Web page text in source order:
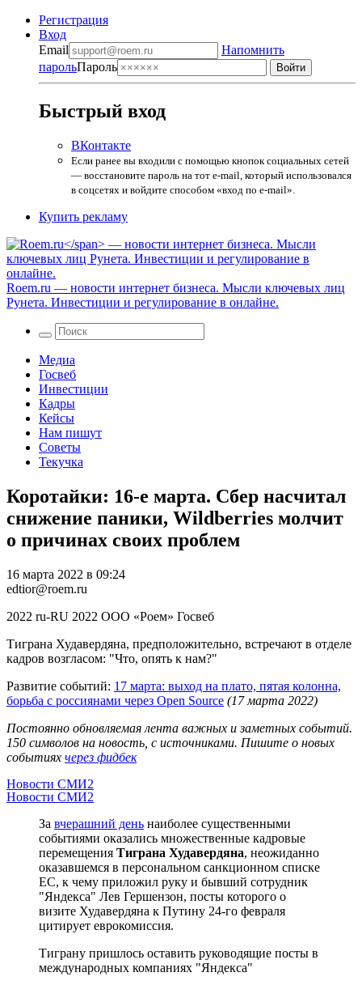
Регистрация
Вход
Email
Напомнить
парольПароль
Быстрый вход
ВКонтакте
Если ранее вы входили с помощью кнопок социальных сетей
— восстановите пароль на тот e-mail, который использовался
в соцсетях и войдите способом «вход по e-mail».
Купить рекламу
Roem.ru — новости интернет бизнеса. Мысли ключевых лиц
Рунета. Инвестиции и регулирование в онлайне.
Медиа
Госвеб
Инвестиции
Кадры
Кейсы
Нам пишут
Советы
Текучка
Коротайки: 16-е марта. Сбер насчитал
снижение паники, Wildberries молчит
о причинах своих проблем
16 марта 2022 в 09:24
edtior@roem.ru
2022 ru-RU 2022 ООО «Роем» Госвеб
Тиграна Худавердяна, предположительно, встречают в отделе
кадров возгласом: "Что, опять к нам?"
Развитие событий: 17 марта: выход на плато, пятая колонна,
борьба с россиянами через Open Source (17 марта 2022)
Постоянно обновляемая лента важных и заметных событий.
150 символов на новость, с источниками. Пишите о новых
событиях через фидбек
Новости СМИ2
Новости СМИ2
За вчерашний день наиболее существенными
событиями оказались множественные кадровые
перемещения Тиграна Худавердяна, неожиданно
оказавшемся в персональном санкционном списке
ЕС, к чему приложил руку и бывший сотрудник
"Яндекса" Лев Гершензон, посты которого о
визите Худавердяна к Путину 24-го февраля
цитирует еврокомиссия.
Тиграну пришлось оставить руководящие посты в
международных компаниях "Яндекса"